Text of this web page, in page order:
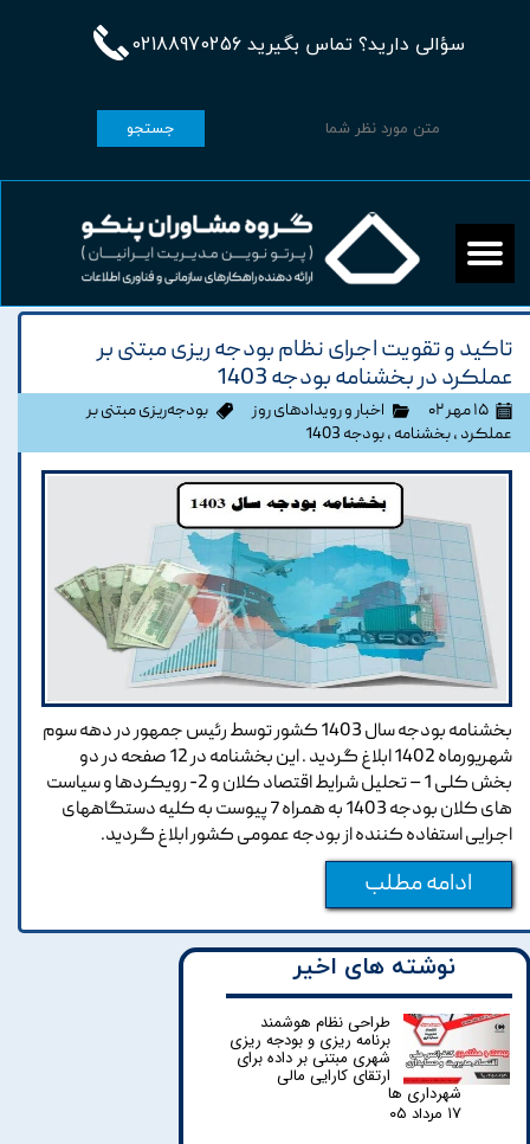
سؤالی دارید؟ تماس بگیرید 02188970256
جستجو
تاکید و تقویت اجرای نظام بودجه ریزی مبتنی بر
عملکرد در بخشنامه بودجه 1403
۱۵ مهر ۰۲ اخبار و رویدادهای روز
بودجه‌ریزی مبتنی بر
عملکرد ،بخشنامه ،بودجه 1403
بخشنامه بودجه سال 1403 کشور توسط رئیس جمهور در دهه سوم
شهریورماه 1402 ابلاغ گردید . این بخشنامه در 12 صفحه در دو
بخش کلی 1 – تحلیل شرایط اقتصاد کلان و 2- رویکردها و سیاست
های کلان بودجه 1403 به همراه 7 پیوست به کلیه دستگاههای
اجرایی استفاده کننده از بودجه عمومی کشور ابلاغ گردید.
ادامه مطلب
نوشته های اخیر
طراحی نظام هوشمند
برنامه ریزی و بودجه ریزی
شهری مبتنی بر داده برای
ارتقای کارایی مالی
شهرداری ها
۱۷ مرداد ۰۵